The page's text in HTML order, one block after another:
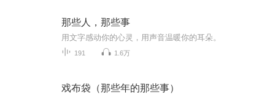
那些人，那些事
用文字感动你的心灵，用声音温暖你的耳朵。
191 1.6万
戏布袋（那些年的那些事）